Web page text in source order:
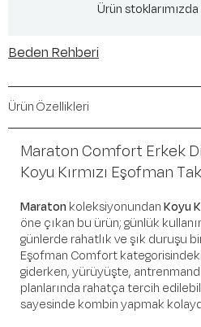
Ürün stoklarımızda
Beden Rehberi
Ürün Özellikleri
Maraton Comfort Erkek
Koyu Kırmızı Eşofman
Maraton koleksiyonundanKoyu
öne çıkan bu ürün; günlük
günlerde rahatlık ve şık duruşu
Eşofman Comfort
giderken, yürüyüşte,
planlarında rahatça tercih
sayesinde kombin yapmak